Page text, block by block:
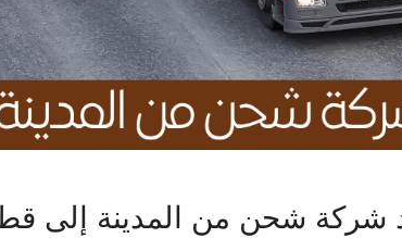
شركة شحن من المدينة إلى